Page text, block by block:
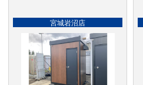
宮城岩沼店